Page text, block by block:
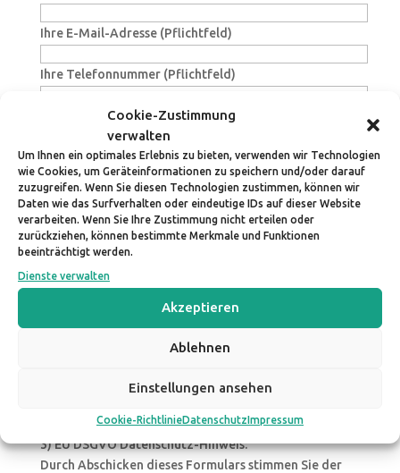
Cookie-Zustimmung
verwalten
Um Ihnen ein optimales Erlebnis zu bieten, verwenden wir Technologien
wie Cookies, um Geräteinformationen zu speichern und/oder darauf
zuzugreifen. Wenn Sie diesen Technologien zustimmen, können wir
Daten wie das Surfverhalten oder eindeutige IDs auf dieser Website
verarbeiten. Wenn Sie Ihre Zustimmung nicht erteilen oder
zurückziehen, können bestimmte Merkmale und Funktionen
beeinträchtigt werden.
Dienste verwalten
Akzeptieren
Ablehnen
Einstellungen ansehen
Cookie-RichtlinieDatenschutzImpressum
Ihre E-Mail-Adresse (Pflichtfeld)
Ihre Telefonnummer (Pflichtfeld)
Strasse und Hausnummer (Pflichtfeld)
Postleitzahl PLZ (Pflichtfeld)
Ort (Pflichtfeld)
Land (Pflichtfeld)
1) Ich melde mich hiermit verbindlich zum Seminar
"Splitting the Rainbow" am 17.08.2019 in Penzberg an.
verbindlich anmelden wollen.
haben und sie vollinhaltlich akzeptieren.
3) EU DSGVO Datenschutz-Hinweis:
Durch Abschicken dieses Formulars stimmen Sie der